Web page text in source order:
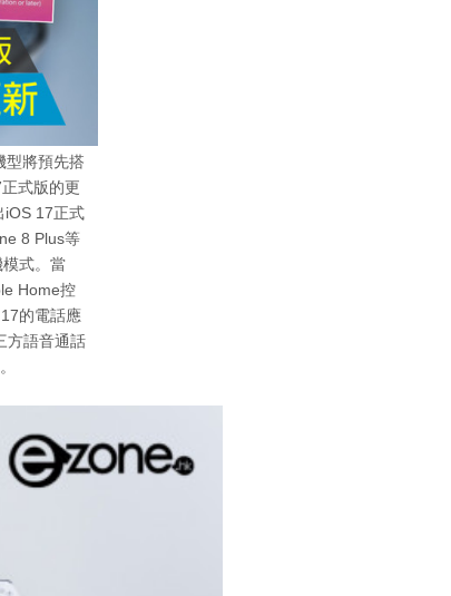
型將預先搭
式版的更
iOS 17正式
8 Plus等
式。當
Home控
的電話應
方語音通話